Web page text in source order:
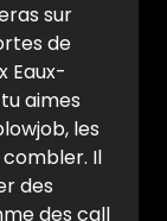
sur
de
Eaux-
aimes
les
Il
des
des call